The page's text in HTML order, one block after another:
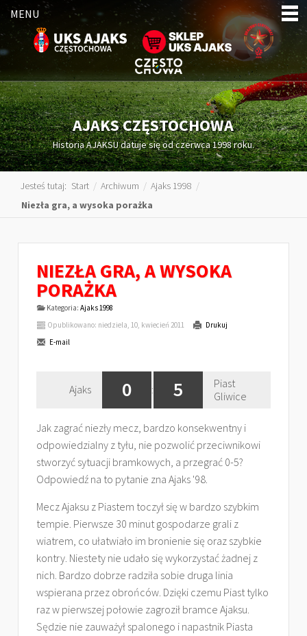
MENU
AJAKS CZĘSTOCHOWA
Historia AJAKSU datuje się od czerwca 1998 roku.
Jesteś tutaj: Start / Archiwum / Ajaks 1998 /
Niezła gra, a wysoka porażka
NIEZŁA GRA, A WYSOKA
PORAŻKA
Kategoria: Ajaks 1998
Opublikowano: niedziela, 10, kwiecień 2011
Drukuj
E-mail
Ajaks 0 : 5
Piast
Gliwice
Jak zagrać niezły mecz, bardzo konsekwentny i
odpowiedzialny z tyłu, nie pozwolić przeciwnikowi
stworzyć sytuacji bramkowych, a przegrać 0-5?
Odpowiedź na to pytanie zna Ajaks '98.
Mecz Ajaksu z Piastem toczył się w bardzo szybkim
tempie. Pierwsze 30 minut gospodarze grali z
wiatrem, co ułatwiało im bronienie się oraz szybkie
kontry. Niestety nie udało się wykorzystać żadnej z
nich. Bardzo dobrze radziła sobie druga linia
wspierana przez obrońców. Dzięki czemu Piast tylko
raz w pierwszej połowie zagroził bramce Ajaksu.
Sędzie nie zauważył spalonego i napastnik Piasta